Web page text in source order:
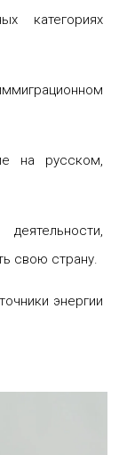
категориях
на русском,
свою страну.
энергии